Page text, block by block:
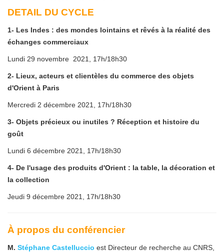
DETAIL DU CYCLE
1- Les Indes : des mondes lointains et rêvés à la réalité des
échanges commerciaux
Lundi 29 novembre 2021, 17h/18h30
2- Lieux, acteurs et clientèles du commerce des objets
d'Orient à Paris
Mercredi 2 décembre 2021, 17h/18h30
3- Objets précieux ou inutiles ? Réception et histoire du
goût
Lundi 6 décembre 2021, 17h/18h30
4- De l'usage des produits d'Orient : la table, la décoration et
la collection
Jeudi 9 décembre 2021, 17h/18h30
À propos du conférencier
M. Stéphane Castelluccio est Directeur de recherche au CNRS,